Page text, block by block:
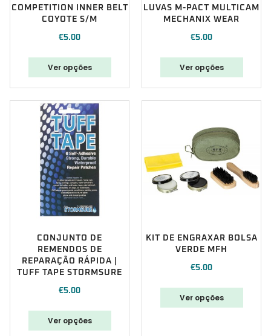
COMPETITION INNER BELT
COYOTE S/M
€5.00
Ver opções
LUVAS M-PACT MULTICAM
MECHANIX WEAR
€5.00
Ver opções
CONJUNTO DE
REMENDOS DE
REPARAÇÃO RÁPIDA |
TUFF TAPE STORMSURE
€5.00
Ver opções
KIT DE ENGRAXAR BOLSA
VERDE MFH
€5.00
Ver opções